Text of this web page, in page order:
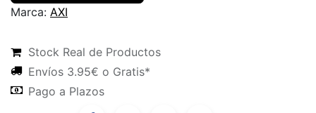
Marca: AXI
Stock Real de Productos
Envíos 3.95€ o Gratis*
Pago a Plazos